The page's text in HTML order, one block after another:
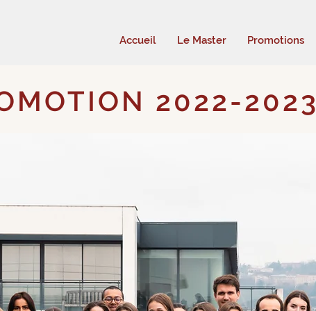
Accueil Le Master Promotions
2022-2023